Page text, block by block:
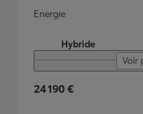
Energie
Hybride
Voir
24 190 €